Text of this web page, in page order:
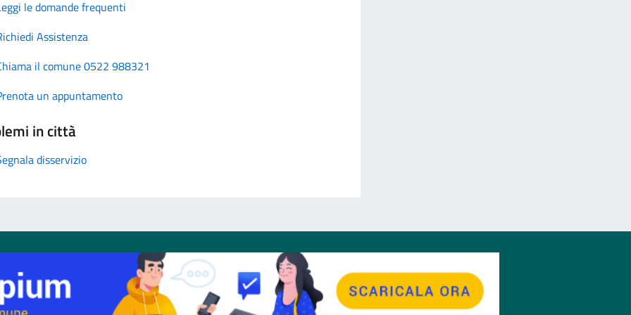
le domande frequenti
Assistenza
il comune 0522 988321
un appuntamento
in città
disservizio